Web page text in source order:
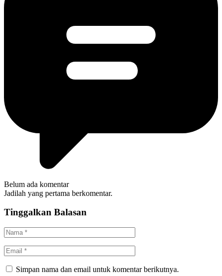
Belum ada komentar
Jadilah yang pertama berkomentar.
Tinggalkan Balasan
Simpan nama dan email untuk komentar berikutnya.